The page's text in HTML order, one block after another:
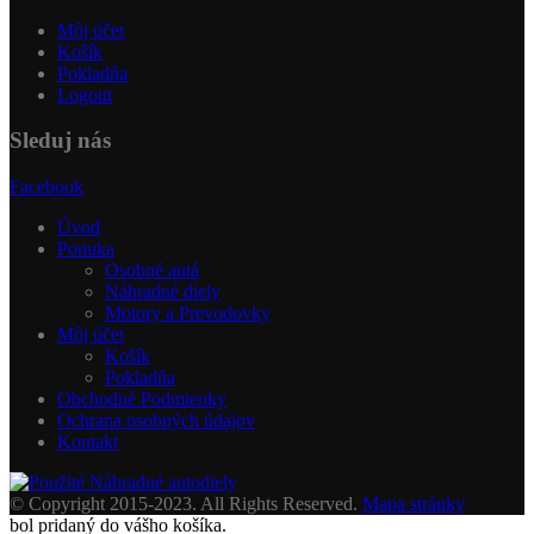
Môj účet
Košík
Pokladňa
Logout
Sleduj nás
Facebook
Úvod
Ponuka
Osobné autá
Náhradné diely
Motory a Prevodovky
Môj účet
Košík
Pokladňa
Obchodné Podmienky
Ochrana osobných údajov
Kontakt
© Copyright 2015-2023. All Rights Reserved. Mapa stránky
bol pridaný do vášho košíka.